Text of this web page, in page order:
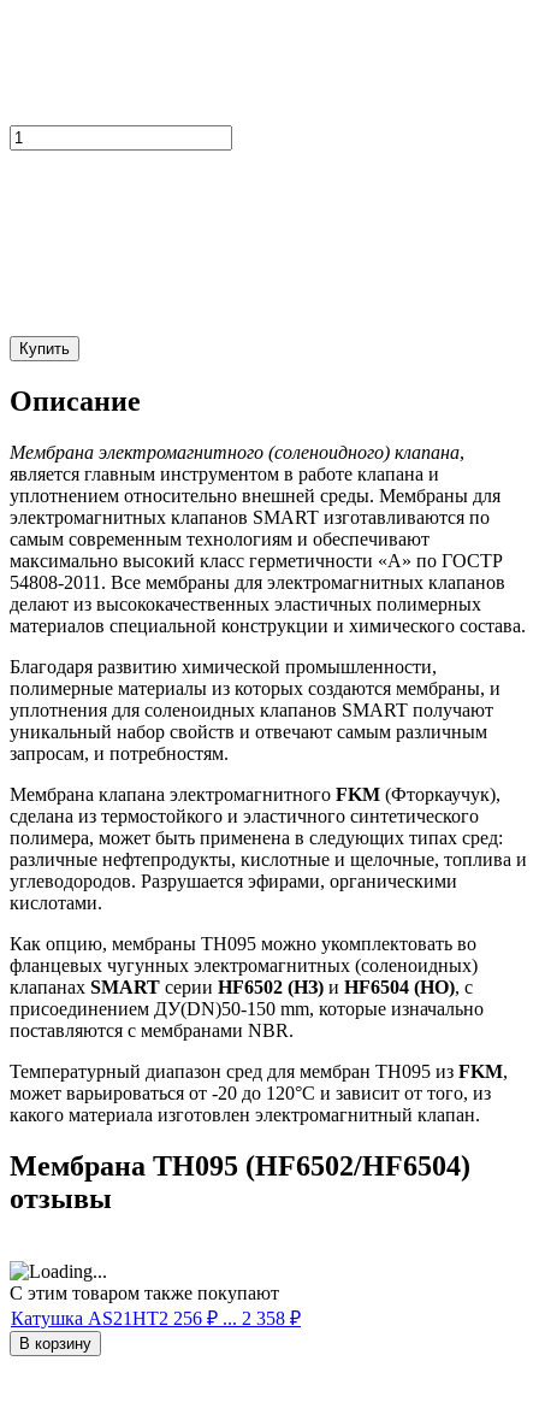
Купить
Описание
Мембрана электромагнитного (соленоидного) клапана,
является главным инструментом в работе клапана и
уплотнением относительно внешней среды. Мембраны для
электромагнитных клапанов SMART изготавливаются по
самым современным технологиям и обеспечивают
максимально высокий класс герметичности «А» по ГОСТР
54808-2011. Все мембраны для электромагнитных клапанов
делают из высококачественных эластичных полимерных
материалов специальной конструкции и химического состава.
Благодаря развитию химической промышленности,
полимерные материалы из которых создаются мембраны, и
уплотнения для соленоидных клапанов SMART получают
уникальный набор свойств и отвечают самым различным
запросам, и потребностям.
Мембрана клапана электромагнитного FKM (Фторкаучук),
сделана из термостойкого и эластичного синтетического
полимера, может быть применена в следующих типах сред:
различные нефтепродукты, кислотные и щелочные, топлива и
углеводородов. Разрушается эфирами, органическими
кислотами.
Как опцию, мембраны TH095 можно укомплектовать во
фланцевых чугунных электромагнитных (соленоидных)
клапанах SMART серии HF6502 (НЗ) и HF6504 (НО), с
присоединением ДУ(DN)50-150 mm, которые изначально
поставляются с мембранами NBR.
Температурный диапазон сред для мембран TH095 из FKM,
может варьироваться от -20 до 120°C и зависит от того, из
какого материала изготовлен электромагнитный клапан.
Мембрана TH095 (HF6502/HF6504)
отзывы
С этим товаром также покупают
Катушка AS21HT2 256 ₽ ... 2 358 ₽
В корзину